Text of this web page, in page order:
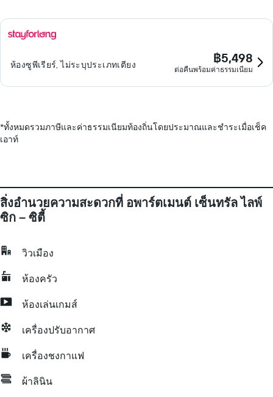
ห้องซูพีเรียร์, ไม่ระบุประเภทเตียง ฿5,498
ต่อคืนพร้อมค่าธรรมเนียม
*ทั้งหมดรวมภาษีและค่าธรรมเนียมท้องถิ่นโดยประมาณและชำระเมื่อเช็ค
เอาท์
สิ่งอำนวยความสะดวกที่ อพาร์ตเมนต์ เซ็นทรัล ไลพ์
ซิก – ซิตี้
วิวเมือง
ห้องครัว
ห้องเล่นเกมส์
เครื่องปรับอากาศ
เครื่องชงกาแฟ
ผ้าลินิน